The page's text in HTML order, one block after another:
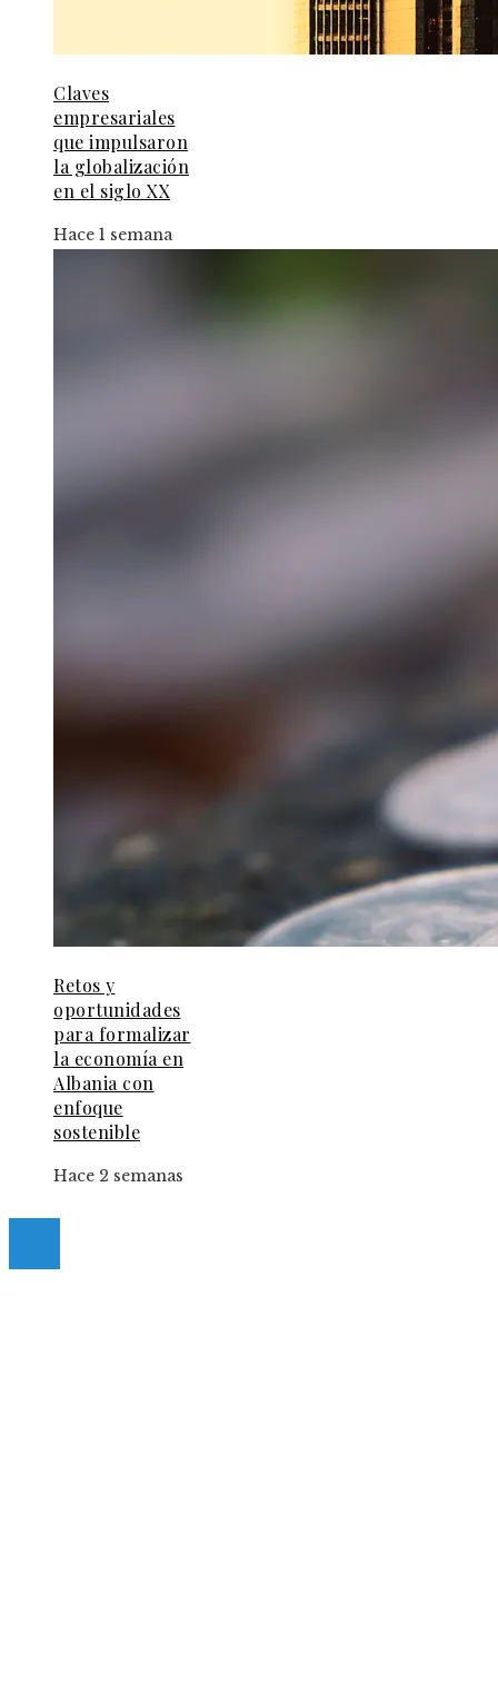
Claves
empresariales
que impulsaron
la globalización
en el siglo XX
Hace 1 semana
Retos y
oportunidades
para formalizar
la economía en
Albania con
enfoque
sostenible
Hace 2 semanas